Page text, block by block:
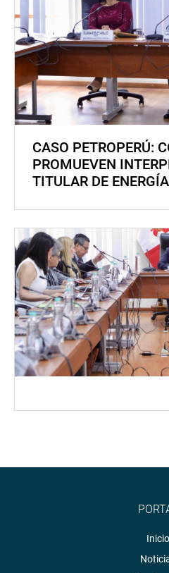
CASO PETROPERÚ:
PROMUEVEN
TITULAR DE
Inicio